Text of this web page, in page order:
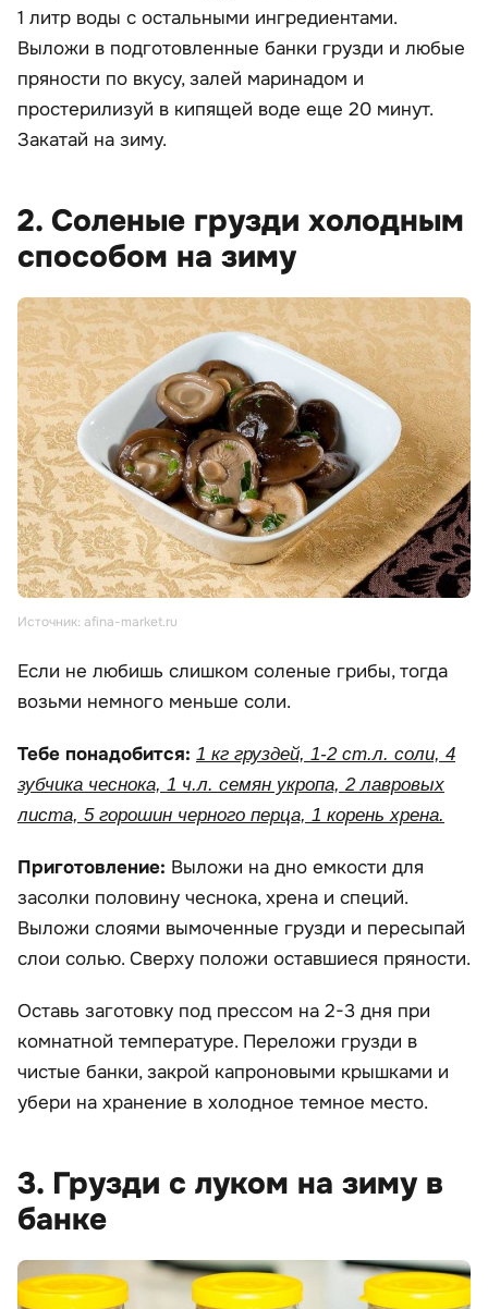
1 литр воды с остальными ингредиентами.
Выложи в подготовленные банки грузди и любые
пряности по вкусу, залей маринадом и
простерилизуй в кипящей воде еще 20 минут.
Закатай на зиму.
2. Соленые грузди холодным
способом на зиму
Источник: afina-market.ru
Если не любишь слишком соленые грибы, тогда
возьми немного меньше соли.
Тебе понадобится: 1 кг груздей, 1-2 ст.л. соли, 4
зубчика чеснока, 1 ч.л. семян укропа, 2 лавровых
листа, 5 горошин черного перца, 1 корень хрена.
Приготовление: Выложи на дно емкости для
засолки половину чеснока, хрена и специй.
Выложи слоями вымоченные грузди и пересыпай
слои солью. Сверху положи оставшиеся пряности.
Оставь заготовку под прессом на 2-3 дня при
комнатной температуре. Переложи грузди в
чистые банки, закрой капроновыми крышками и
убери на хранение в холодное темное место.
3. Грузди с луком на зиму в
банке